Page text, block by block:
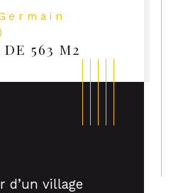
563 M2
d’un village